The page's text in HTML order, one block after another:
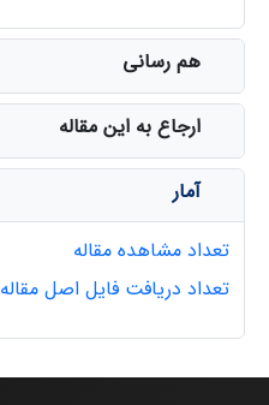
هم رسانی
ارجاع به این مقاله
آمار
تعداد مشاهده مقاله
تعداد دریافت فایل اصل مقاله